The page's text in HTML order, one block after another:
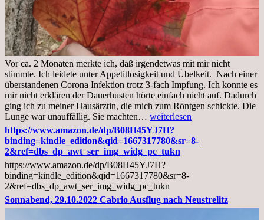
Vor ca. 2 Monaten merkte ich, daß irgendetwas mit mir nicht
stimmte. Ich leidete unter Appetitlosigkeit und Übelkeit. Nach einer
überstandenen Corona Infektion trotz 3-fach Impfung. Ich konnte es
mir nicht erklären der Dauerhusten hörte einfach nicht auf. Dadurch
ging ich zu meiner Hausärztin, die mich zum Röntgen schickte. Die
Lunge war unauffällig. Sie machten… Mittwoch,
02.11.2022,
Arztgespräch
und
Diagnose
Lebermetastasen
weiterlesen
https://www.amazon.de/dp/B08H45YJ7H?
binding=kindle_edition&qid=1667317780&sr=8-
2&ref=dbs_dp_awt_ser_img_widg_pc_tukn
https://www.amazon.de/dp/B08H45YJ7H?
binding=kindle_edition&qid=1667317780&sr=8-
2&ref=dbs_dp_awt_ser_img_widg_pc_tukn
Sonnabend, 29.10.2022 Cabrio Ausflug nach Neustrelitz